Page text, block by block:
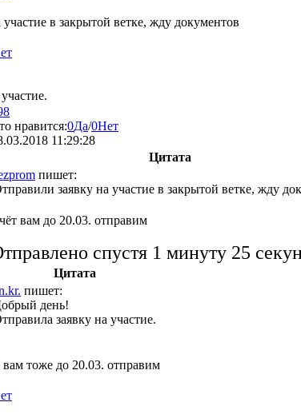
в закрытой ветке, жду документов
нравится:0Да/0Нет
11:29:28
Цитата
пишет:
заявку на участие в закрытой ветке, жду
вам до 20.03. отправим
спустя 1 минуту 25
Цитата
пишет:
день!
заявку на участие.
тоже до 20.03. отправим